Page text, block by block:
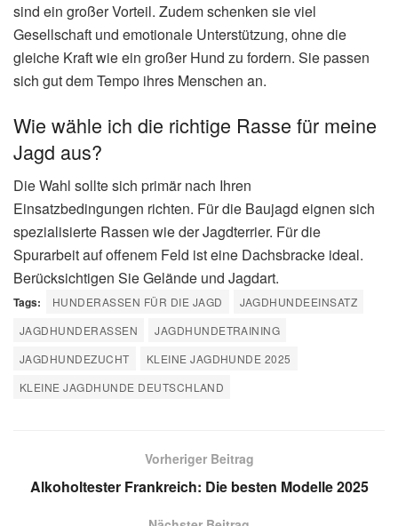
sind ein großer Vorteil. Zudem schenken sie viel
Gesellschaft und emotionale Unterstützung, ohne die
gleiche Kraft wie ein großer Hund zu fordern. Sie passen
sich gut dem Tempo ihres Menschen an.
Wie wähle ich die richtige Rasse für meine
Jagd aus?
Die Wahl sollte sich primär nach Ihren
Einsatzbedingungen richten. Für die Baujagd eignen sich
spezialisierte Rassen wie der Jagdterrier. Für die
Spurarbeit auf offenem Feld ist eine Dachsbracke ideal.
Berücksichtigen Sie Gelände und Jagdart.
Tags: HUNDERASSEN FÜR DIE JAGD
JAGDHUNDEEINSATZ
JAGDHUNDERASSEN
JAGDHUNDETRAINING
JAGDHUNDEZUCHT
KLEINE JAGDHUNDE 2025
KLEINE JAGDHUNDE DEUTSCHLAND
Vorheriger Beitrag
Alkoholtester Frankreich: Die besten Modelle 2025